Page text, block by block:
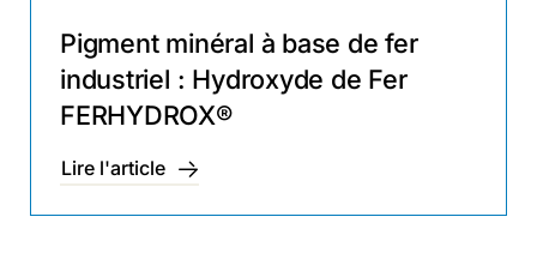
Pigment minéral à base de fer
industriel : Hydroxyde de Fer
FERHYDROX®
Lire l'article